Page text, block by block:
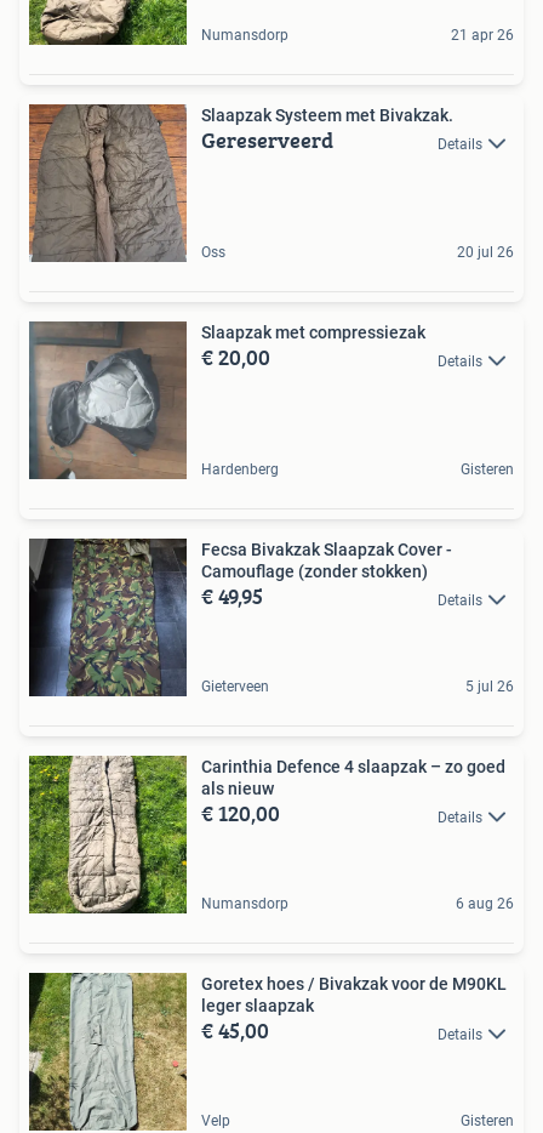
Numansdorp 21 apr 26
Slaapzak Systeem met Bivakzak.
Gereserveerd Details
Oss 20 jul 26
Slaapzak met compressiezak
€ 20,00 Details
Hardenberg Gisteren
Fecsa Bivakzak Slaapzak Cover -
Camouflage (zonder stokken)
€ 49,95 Details
Gieterveen 5 jul 26
Carinthia Defence 4 slaapzak – zo goed
als nieuw
€ 120,00 Details
Numansdorp 6 aug 26
Goretex hoes / Bivakzak voor de M90KL
leger slaapzak
€ 45,00 Details
Velp Gisteren